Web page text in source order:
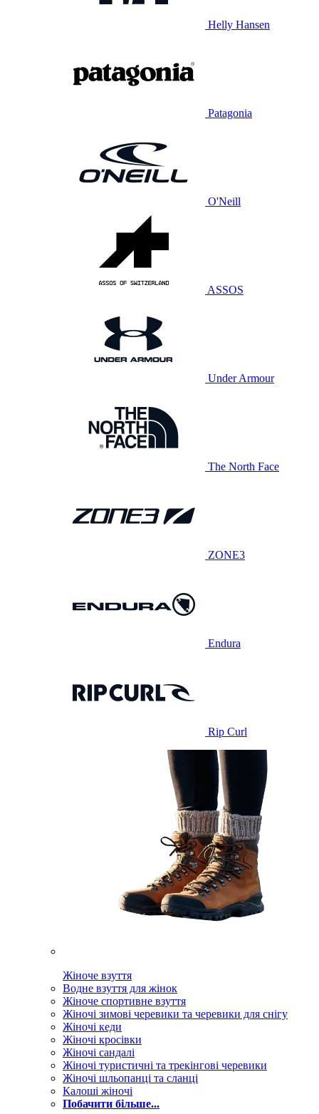
Helly Hansen
Patagonia
O'Neill
ASSOS
Under Armour
The North Face
ZONE3
Endura
Rip Curl
Жіноче взуття
Водне взуття для жінок
Жіноче спортивне взуття
Жіночі зимові черевики та черевики для снігу
Жіночі кеди
Жіночі кросівки
Жіночі сандалі
Жіночі туристичні та трекінгові черевики
Жіночі шльопанці та сланці
Калоші жіночі
Побачити більше...